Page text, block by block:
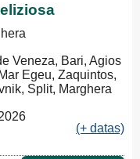
Veneza, Bari, Agios
Egeu, Zaquintos,
Split, Marghera
(+ datas)